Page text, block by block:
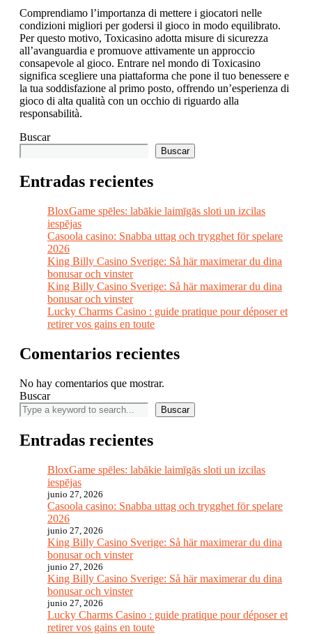
Comprendiamo l’importanza di mettere i giocatori nelle
condizioni migliori per godersi il gioco in modo equilibrato.
Per questo motivo, Toxicasino adotta misure di sicurezza
all’avanguardia e promuove attivamente un approccio
consapevole al gioco. Entrare nel mondo di Toxicasino
significa scegliere una piattaforma che pone il tuo benessere e
la tua soddisfazione al primo posto, offrendo un’esperienza di
gioco di alta qualità con un occhio di riguardo alla
responsabilità.
Buscar
Buscar
Entradas recientes
BloxGame spēles: labākie laimīgās sloti un izcilas
iespējas
Casoola casino: Snabba uttag och trygghet för spelare
2026
King Billy Casino Sverige: Så här maximerar du dina
bonusar och vinster
King Billy Casino Sverige: Så här maximerar du dina
bonusar och vinster
Lucky Charms Casino : guide pratique pour déposer et
retirer vos gains en toute
Comentarios recientes
No hay comentarios que mostrar.
Buscar
Buscar
Entradas recientes
BloxGame spēles: labākie laimīgās sloti un izcilas
iespējas
junio 27, 2026
Casoola casino: Snabba uttag och trygghet för spelare
2026
junio 27, 2026
King Billy Casino Sverige: Så här maximerar du dina
bonusar och vinster
junio 27, 2026
King Billy Casino Sverige: Så här maximerar du dina
bonusar och vinster
junio 27, 2026
Lucky Charms Casino : guide pratique pour déposer et
retirer vos gains en toute